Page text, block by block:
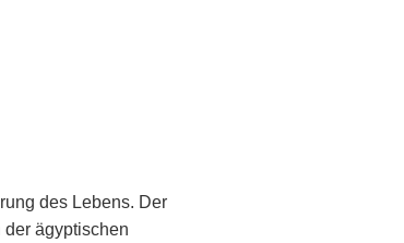
des Lebens. Der
der ägyptischen